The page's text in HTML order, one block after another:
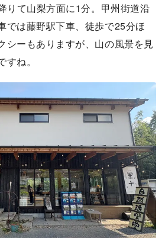
りて山梨方面に1分。甲州街道沿
では藤野駅下車、徒歩で25分ほ
シーもありますが、山の風景を見
ね。